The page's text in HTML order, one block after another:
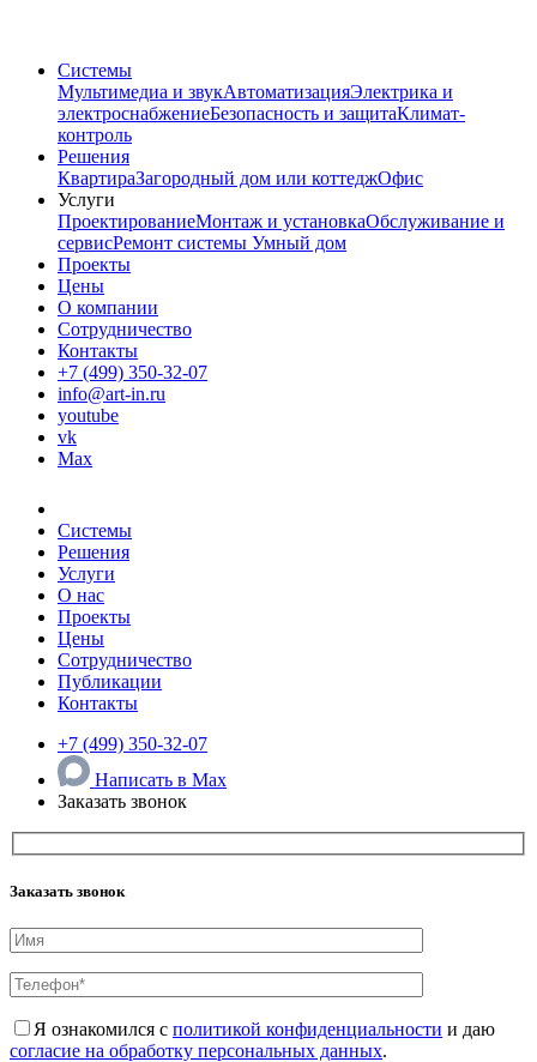
Системы
Мультимедиа и звукАвтоматизацияЭлектрика и
электроснабжениеБезопасность и защитаКлимат-
контроль
Решения
КвартираЗагородный дом или коттеджОфис
Услуги
ПроектированиеМонтаж и установкаОбслуживание и
сервисРемонт системы Умный дом
Проекты
Цены
О компании
Сотрудничество
Контакты
+7 (499) 350-32-07
info@art-in.ru
youtube
vk
Max
Системы
Решения
Услуги
О нас
Проекты
Цены
Сотрудничество
Публикации
Контакты
+7 (499) 350-32-07
Написать в Max
Заказать звонок
Заказать звонок
Я ознакомился с политикой конфиденциальности и даю
согласие на обработку персональных данных.